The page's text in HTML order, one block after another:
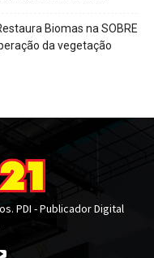
Biomas na SOBRE
da vegetação
PDI - Publicador Digital